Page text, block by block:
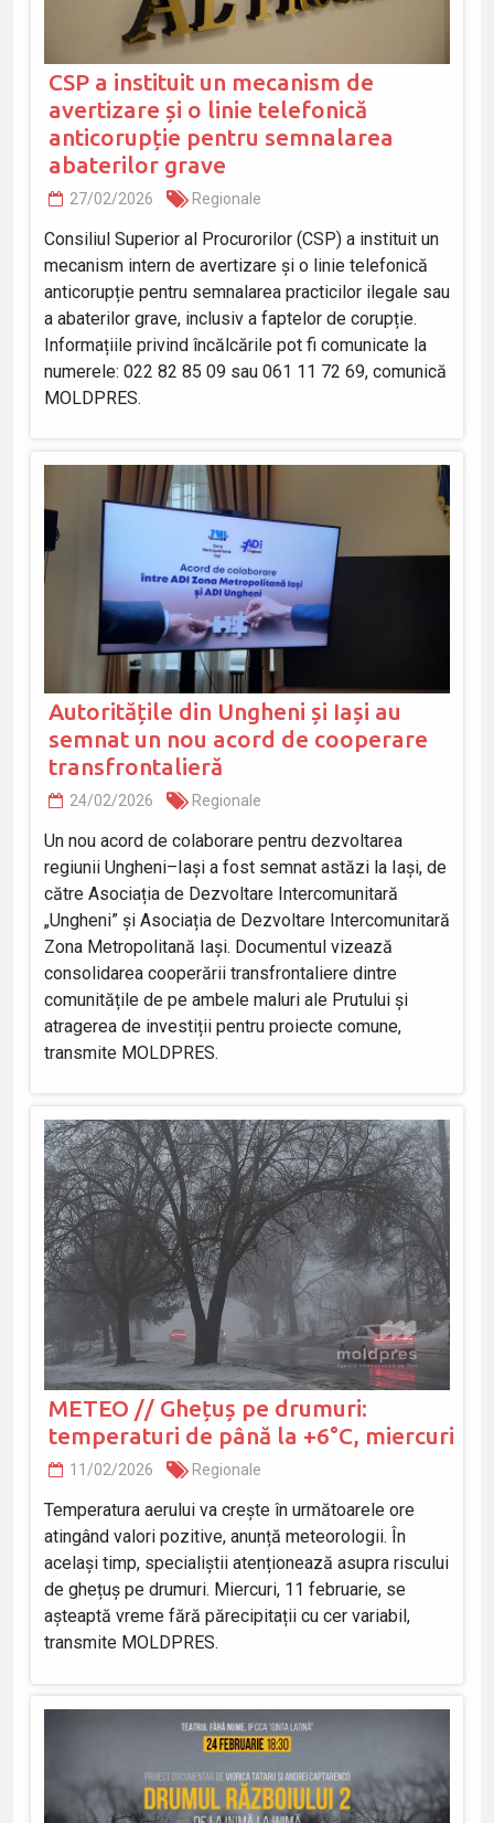
CSP a instituit un mecanism de
avertizare și o linie telefonică
anticorupție pentru semnalarea
abaterilor grave
27/02/2026 Regionale
Consiliul Superior al Procurorilor (CSP) a instituit un
mecanism intern de avertizare și o linie telefonică
anticorupție pentru semnalarea practicilor ilegale sau
a abaterilor grave, inclusiv a faptelor de corupție.
Informațiile privind încălcările pot fi comunicate la
numerele: 022 82 85 09 sau 061 11 72 69, comunică
MOLDPRES.
Autoritățile din Ungheni și Iași au
semnat un nou acord de cooperare
transfrontalieră
24/02/2026 Regionale
Un nou acord de colaborare pentru dezvoltarea
regiunii Ungheni–Iași a fost semnat astăzi la Iași, de
către Asociația de Dezvoltare Intercomunitară
„Ungheni” și Asociația de Dezvoltare Intercomunitară
Zona Metropolitană Iași. Documentul vizează
consolidarea cooperării transfrontaliere dintre
comunitățile de pe ambele maluri ale Prutului și
atragerea de investiții pentru proiecte comune,
transmite MOLDPRES.
METEO // Ghețuș pe drumuri:
temperaturi de până la +6°C, miercuri
11/02/2026 Regionale
Temperatura aerului va crește în următoarele ore
atingând valori pozitive, anunță meteorologii. În
același timp, specialiștii atenționează asupra riscului
de ghețuș pe drumuri. Miercuri, 11 februarie, se
așteaptă vreme fără părecipitații cu cer variabil,
transmite MOLDPRES.